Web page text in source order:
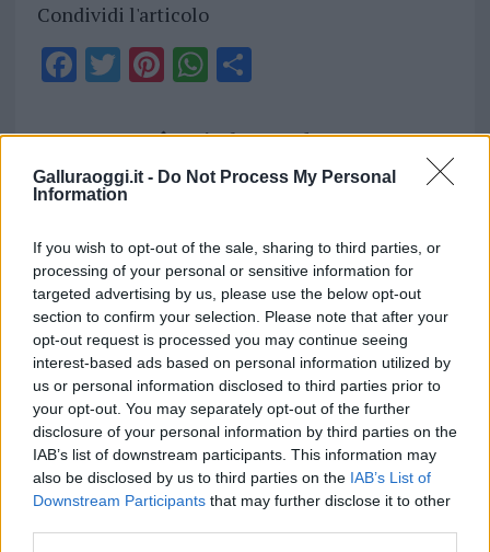
Galluraoggi.it - Do Not Process My Personal
Information
If you wish to opt-out of the sale, sharing to third parties, or
processing of your personal or sensitive information for
targeted advertising by us, please use the below opt-out
section to confirm your selection. Please note that after your
opt-out request is processed you may continue seeing
interest-based ads based on personal information utilized by
us or personal information disclosed to third parties prior to
your opt-out. You may separately opt-out of the further
disclosure of your personal information by third parties on the
IAB’s list of downstream participants. This information may
also be disclosed by us to third parties on the IAB’s List of
Downstream Participants that may further disclose it to other
Condividi l'articolo
F
ce
b
o
o
k
T
it
te
r
Pi
te
re
W
at
s
p
p
S
a
re
Articolo precedente
Prossimo articolo
NOTIZIE RECENTI
Incendi, a San Pasquale arriva il Campo Base:
l’inaugurazione
Andrea Mura conquista Palau: grande
partecipazione per il suo racconto
Calangianus, allarme sul centro accoglienza
minori, Albieri: “Episodi gravissimi”